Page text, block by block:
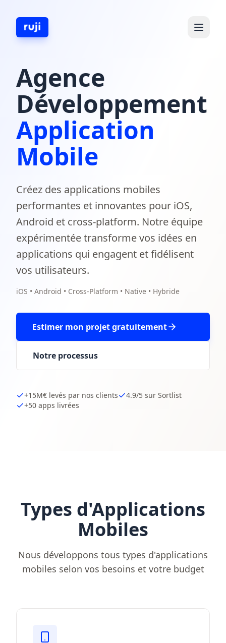
Agence
Développement
Application
Mobile
Créez des applications mobiles
performantes et innovantes pour iOS,
Android et cross-platform. Notre équipe
expérimentée transforme vos idées en
applications qui engagent et fidélisent
vos utilisateurs.
iOS • Android • Cross-Platform • Native • Hybride
Estimer mon projet gratuitement
Notre processus
+15M€ levés par nos clients
4.9/5 sur Sortlist
+50 apps livrées
Types d'Applications
Mobiles
Nous développons tous types d'applications
mobiles selon vos besoins et votre budget